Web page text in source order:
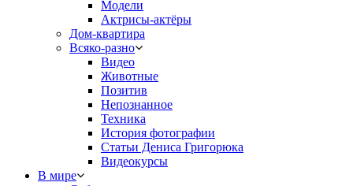
Модели
Актрисы-актёры
Дом-квартира
Всяко-разно
Видео
Животные
Позитив
Непознанное
Техника
История фотографии
Статьи Дениса Григорюка
Видеокурсы
В мире